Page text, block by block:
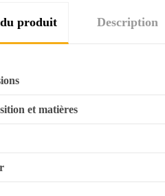
produit Description
et matières